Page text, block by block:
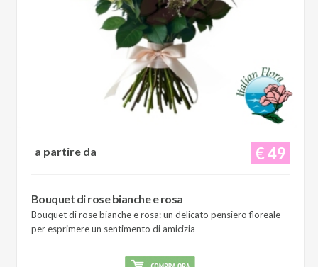
€ 49
a partire da
Bouquet di rose bianche e rosa
Bouquet di rose bianche e rosa: un delicato pensiero floreale
per esprimere un sentimento di amicizia